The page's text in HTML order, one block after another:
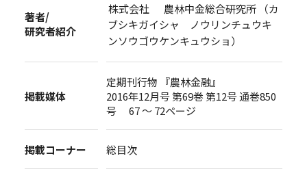
著者/
研究者紹介
株式会社 農林中金総合研究所 （カ
ブシキガイシャ ノウリンチュウキ
ンソウゴウケンキュウショ）
掲載媒体
定期刊行物 『農林金融』
2016年12月号 第69巻 第12号 通巻850
号 67 ～ 72ページ
掲載コーナー 総目次